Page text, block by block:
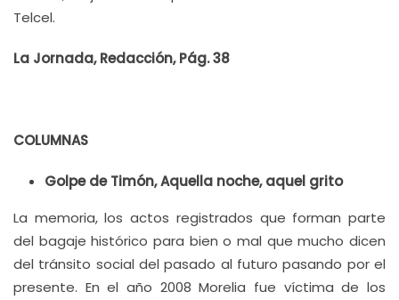
Telcel.
La Jornada, Redacción, Pág. 38
COLUMNAS
Golpe de Timón, Aquella noche, aquel grito
La memoria, los actos registrados que forman parte
del bagaje histórico para bien o mal que mucho dicen
del tránsito social del pasado al futuro pasando por el
presente. En el año 2008 Morelia fue víctima de los